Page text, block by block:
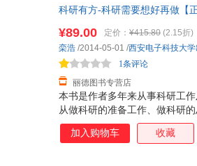
年级、硕士和博士研究生阅读。
科研有方-科研需要想好再做【
本书是作者多年来从事科研工
从做科研的准备工作、做科研
具四方面，系统地介绍了科研
一些独特经验和技巧。通过阅
¥89.00 定价： ¥415.80 (2.15折)
丽德图书专营店
1条评论
栾浩 /2014-05-01 /西安电子科技大
加入购物车 收藏